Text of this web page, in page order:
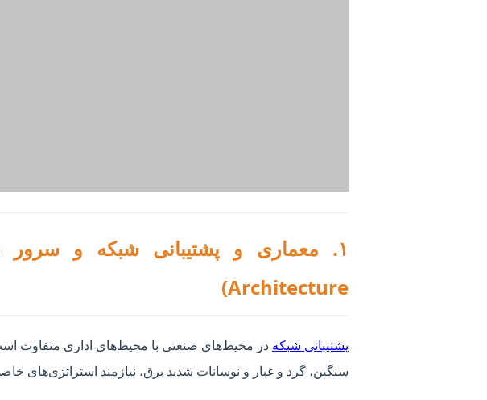
Architecture)
پشتیبانی شبکه در محیط‌های صنعتی با محیط‌های اداری متفاوت
سنگین، گرد و غبار و نوسانات شدید برق، نیازمند استراتژی‌های